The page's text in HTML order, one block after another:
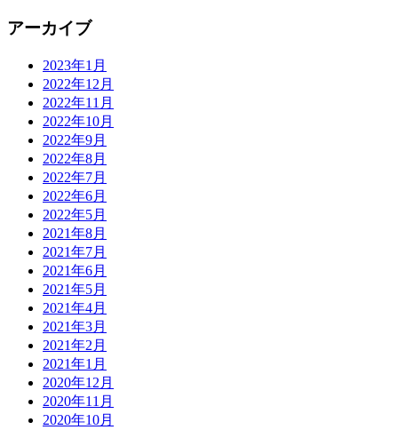
アーカイブ
2023年1月
2022年12月
2022年11月
2022年10月
2022年9月
2022年8月
2022年7月
2022年6月
2022年5月
2021年8月
2021年7月
2021年6月
2021年5月
2021年4月
2021年3月
2021年2月
2021年1月
2020年12月
2020年11月
2020年10月